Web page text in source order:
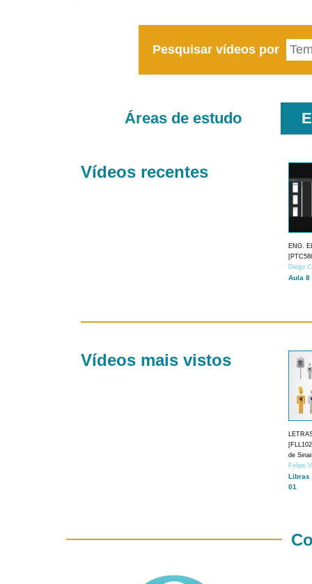
Pesquisar vídeos por
Áreas de estudo
Vídeos recentes
ENG.
Diego
Aula 8
Vídeos mais vistos
de
Felipe
Libras
01